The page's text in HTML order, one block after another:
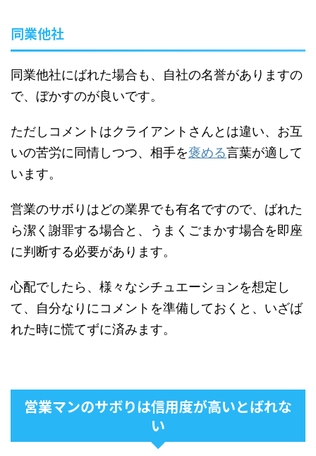
同業他社
同業他社にばれた場合も、自社の名誉がありますの
で、ぼかすのが良いです。
ただしコメントはクライアントさんとは違い、お互
いの苦労に同情しつつ、相手を褒める言葉が適して
います。
営業のサボりはどの業界でも有名ですので、ばれた
ら潔く謝罪する場合と、うまくごまかす場合を即座
に判断する必要があります。
心配でしたら、様々なシチュエーションを想定し
て、自分なりにコメントを準備しておくと、いざば
れた時に慌てずに済みます。
営業マンのサボりは信用度が高いとばれな
い